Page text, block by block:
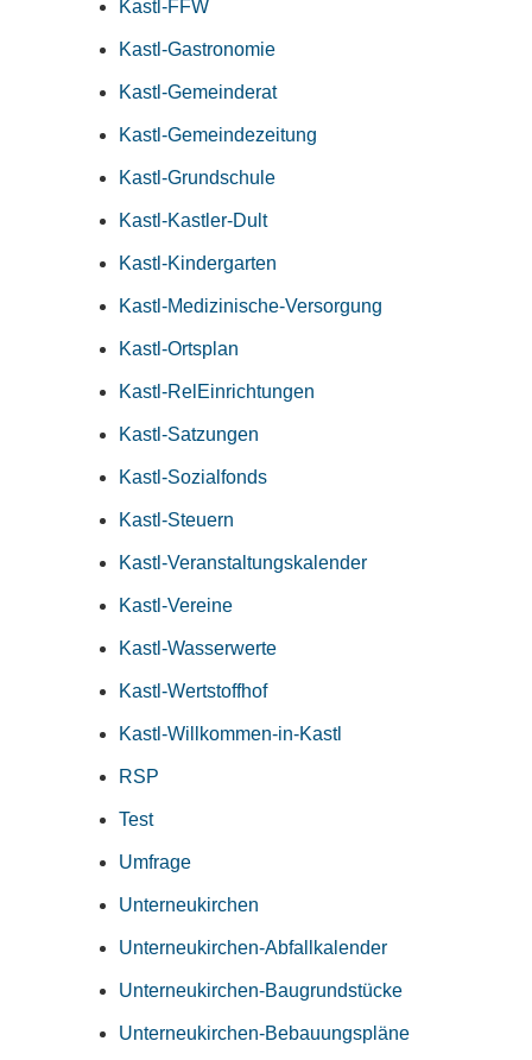
Kastl-FFW
Kastl-Gastronomie
Kastl-Gemeinderat
Kastl-Gemeindezeitung
Kastl-Grundschule
Kastl-Kastler-Dult
Kastl-Kindergarten
Kastl-Medizinische-Versorgung
Kastl-Ortsplan
Kastl-RelEinrichtungen
Kastl-Satzungen
Kastl-Sozialfonds
Kastl-Steuern
Kastl-Veranstaltungskalender
Kastl-Vereine
Kastl-Wasserwerte
Kastl-Wertstoffhof
Kastl-Willkommen-in-Kastl
RSP
Test
Umfrage
Unterneukirchen
Unterneukirchen-Abfallkalender
Unterneukirchen-Baugrundstücke
Unterneukirchen-Bebauungspläne